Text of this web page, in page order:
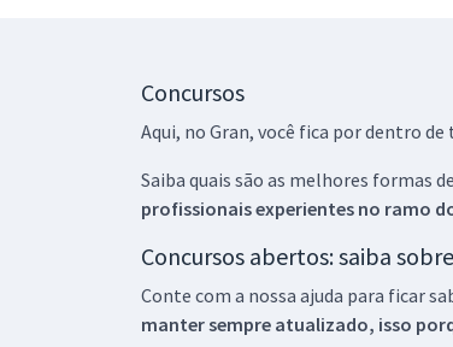
Concursos
Aqui, no Gran, você fica por dentro
Saiba quais são as melhores formas de
profissionais experientes no ramo
Concursos abertos: saiba
Conte com a nossa ajuda para ficar
manter sempre atualizado, isso